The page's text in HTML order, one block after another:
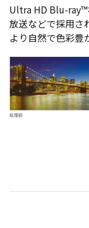
Ultra HD Blu-ray™
放送などで採用さ
より自然で色彩豊